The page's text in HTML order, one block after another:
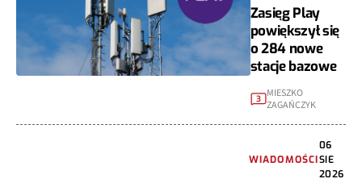
Zasięg Play
powiększył się
o 284 nowe
stacje bazowe
3 MIESZKO
ZAGAŃCZYK
WIADOMOŚCI
06
SIE
2026